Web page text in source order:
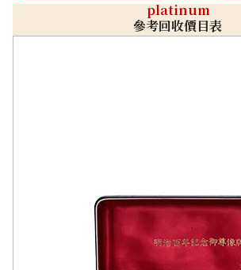
platinum
參考回收價目表